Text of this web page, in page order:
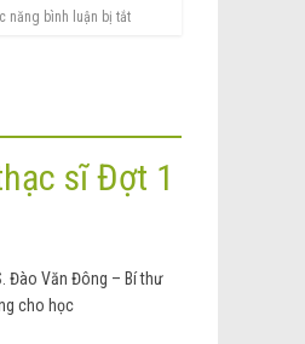
năng bình luận bị tắt
sĩ Đợt 1
Đào Văn Đông – Bí thư
cho học